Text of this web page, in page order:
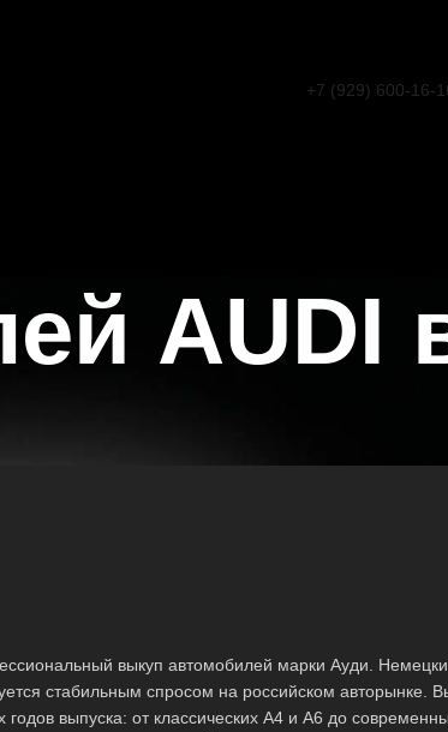
+7 (929) 600-16-
AUDI
выкуп автомобилей марки Ауди.
стабильным спросом на российском авторынке.
годов выпуска: от классических A4 и A6 до